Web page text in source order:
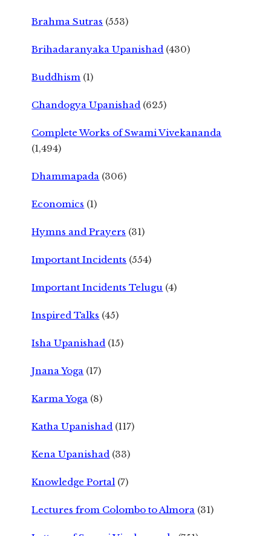
Brahma Sutras (553)
Brihadaranyaka Upanishad (430)
Buddhism (1)
Chandogya Upanishad (625)
Complete Works of Swami Vivekananda
(1,494)
Dhammapada (306)
Economics (1)
Hymns and Prayers (31)
Important Incidents (554)
Important Incidents Telugu (4)
Inspired Talks (45)
Isha Upanishad (15)
Jnana Yoga (17)
Karma Yoga (8)
Katha Upanishad (117)
Kena Upanishad (33)
Knowledge Portal (7)
Lectures from Colombo to Almora (31)